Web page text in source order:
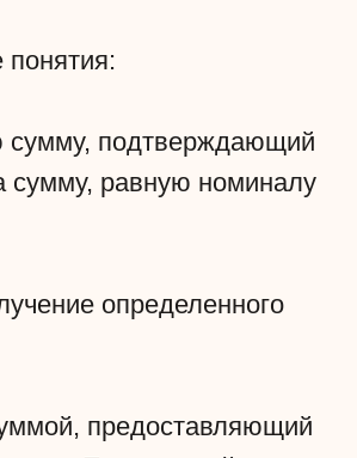
сумму, подтверждающий
сумму, равную номиналу
определенного
предоставляющий